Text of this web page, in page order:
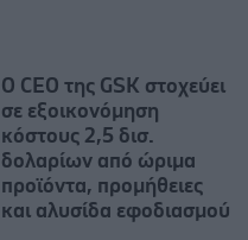
Ο CEO της GSK στοχεύει
σε εξοικονόμηση
κόστους 2,5 δισ.
δολαρίων από ώριμα
προϊόντα, προμήθειες
και αλυσίδα εφοδιασμού